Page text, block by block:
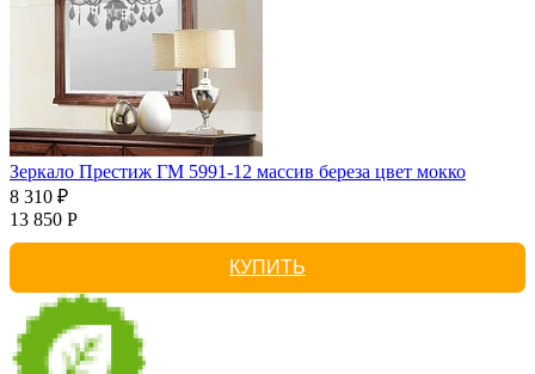
Зеркало Престиж ГМ 5991-12 массив береза цвет мокко
8 310 ₽
13 850 Р
КУПИТЬ